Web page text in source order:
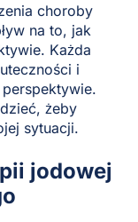
choroby
na to, jak
Każda
i
żeby
sytuacji.
jodowej